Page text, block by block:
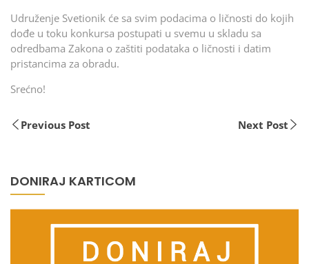
Udruženje Svetionik će sa svim podacima o ličnosti do kojih
dođe u toku konkursa postupati u svemu u skladu sa
odredbama Zakona o zaštiti podataka o ličnosti i datim
pristancima za obradu.
Srećno!
Previous Post Next Post
DONIRAJ KARTICOM